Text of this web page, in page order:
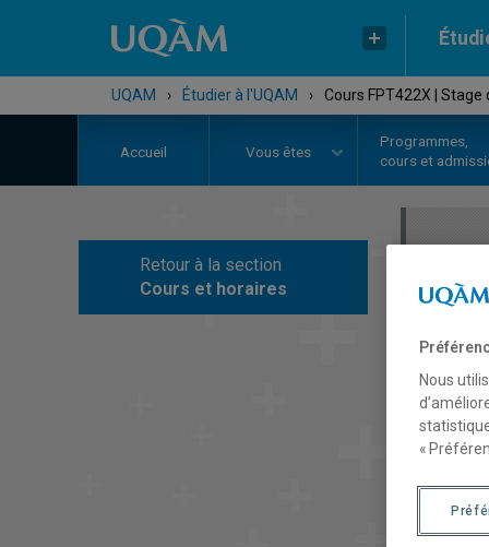
UQAM › Étudier à l'UQAM › Cours FPT422X |
Accueil Vous êtes
Programmes,
cours et
Retour à la section
Cours et horaires
Nous
«